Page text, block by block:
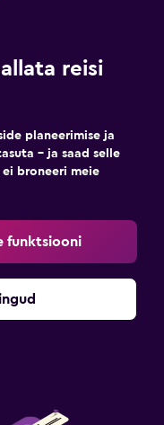
reisi
planeerimise ja
– ja saad selle
broneeri meie
funktsiooni